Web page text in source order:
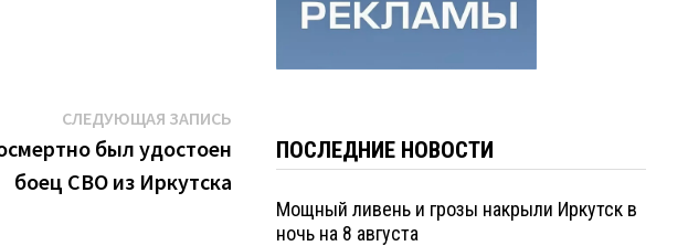
СЛЕДУЮЩАЯ ЗАПИСЬСледующая
запись:
был удостоен
боец СВО из Иркутска
ПОСЛЕДНИЕ НОВОСТИ
Мощный ливень и грозы накрыли Иркутск в
ночь на 8 августа